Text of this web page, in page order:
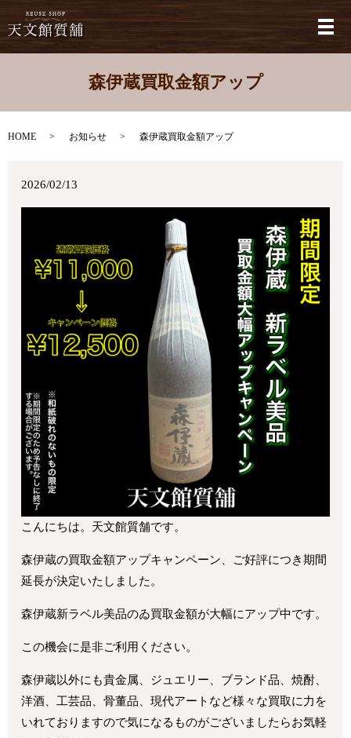
メ
森伊蔵買取金額アップ
HOME お知らせ 森伊蔵買取金額アップ
2026/02/13
こんにちは。天文館質舗です。
森伊蔵の買取金額アップキャンペーン、ご好評につき期間
延長が決定いたしました。
森伊蔵新ラベル美品のゐ買取金額が大幅にアップ中です。
この機会に是非ご利用ください。
森伊蔵以外にも貴金属、ジュエリー、ブランド品、焼酎、
洋酒、工芸品、骨董品、現代アートなど様々な買取に力を
いれておりますので気になるものがございましたらお気軽